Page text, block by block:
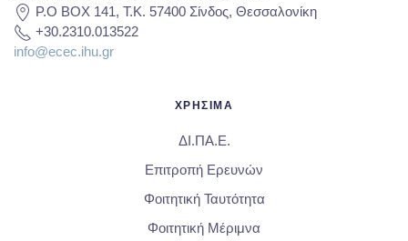
P.O BOX 141, T.K. 57400 Σίνδος, Θεσσαλονίκη
+30.2310.013522
info@ecec.ihu.gr
ΧΡΗΣΙΜΑ
ΔΙ.ΠΑ.Ε.
Επιτροπή Ερευνών
Φοιτητική Ταυτότητα
Φοιτητική Μέριμνα